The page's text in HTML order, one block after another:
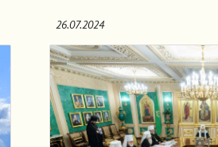
26.07.2024